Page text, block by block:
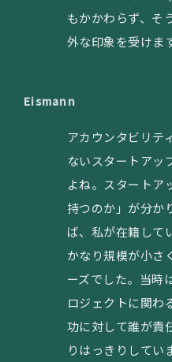
もかかわらず、そ
外な印象を受けま
Eismann
アカウンタビリテ
ないスタートアッ
よね。スタートア
持つのか」が分か
ば、私が在籍して
かなり規模が小さ
ーズでした。当時
ロジェクトに関わ
功に対して誰が責
りはっきりしてい